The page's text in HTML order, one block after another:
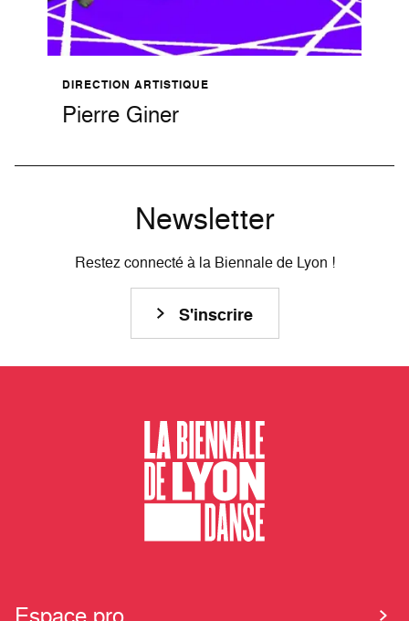
DIRECTION ARTISTIQUE
Pierre Giner
Newsletter
Restez connecté à la Biennale de Lyon !
S'inscrire